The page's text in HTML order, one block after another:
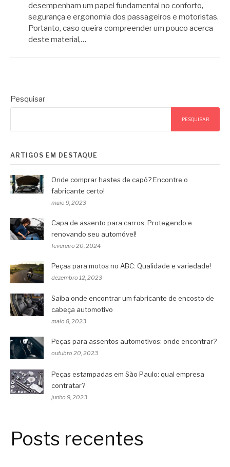
desempenham um papel fundamental no conforto,
segurança e ergonomia dos passageiros e motoristas.
Portanto, caso queira compreender um pouco acerca
deste material,…
Pesquisar
PESQUISAR
ARTIGOS EM DESTAQUE
Onde comprar hastes de capô? Encontre o
fabricante certo!
maio 9, 2023
Capa de assento para carros: Protegendo e
renovando seu automóvel!
fevereiro 20, 2024
Peças para motos no ABC: Qualidade e variedade!
dezembro 12, 2023
Saiba onde encontrar um fabricante de encosto de
cabeça automotivo
maio 8, 2023
Peças para assentos automotivos: onde encontrar?
outubro 20, 2023
Peças estampadas em São Paulo: qual empresa
contratar?
junho 9, 2023
Posts recentes